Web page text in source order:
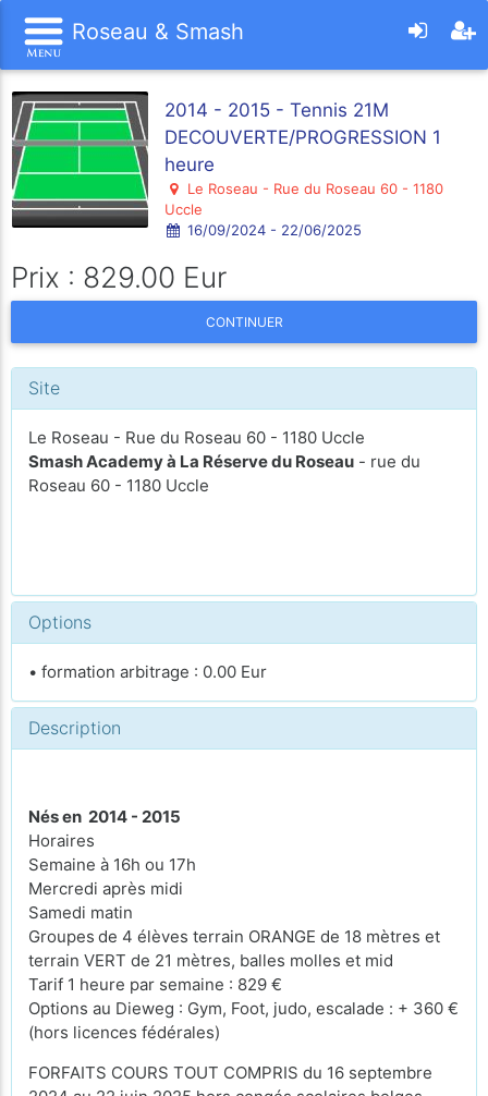
Roseau & Smash
2014 - 2015 - Tennis 21M
DECOUVERTE/PROGRESSION 1
heure
Le Roseau - Rue du Roseau 60 - 1180
Uccle
16/09/2024 - 22/06/2025
Prix : 829.00 Eur
CONTINUER
Site
Le Roseau - Rue du Roseau 60 - 1180 Uccle
Smash Academy à La Réserve du Roseau - rue du
Roseau 60 - 1180 Uccle
Options
• formation arbitrage : 0.00 Eur
Description
Nés en 2014 - 2015
Horaires
Semaine à 16h ou 17h
Mercredi après midi
Samedi matin
Groupes de 4 élèves terrain ORANGE de 18 mètres et
terrain VERT de 21 mètres, balles molles et mid
Tarif 1 heure par semaine : 829 €
Options au Dieweg : Gym, Foot, judo, escalade : + 360 €
(hors licences fédérales)
FORFAITS COURS TOUT COMPRIS du 16 septembre